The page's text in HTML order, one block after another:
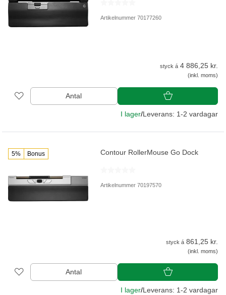
Artikelnummer 70177260
styck á 4 886,25 kr.
(inkl. moms)
Antal
I lager/Leverans: 1-2 vardagar
5% Bonus Contour RollerMouse Go Dock
Artikelnummer 70197570
styck á 861,25 kr.
(inkl. moms)
Antal
I lager/Leverans: 1-2 vardagar